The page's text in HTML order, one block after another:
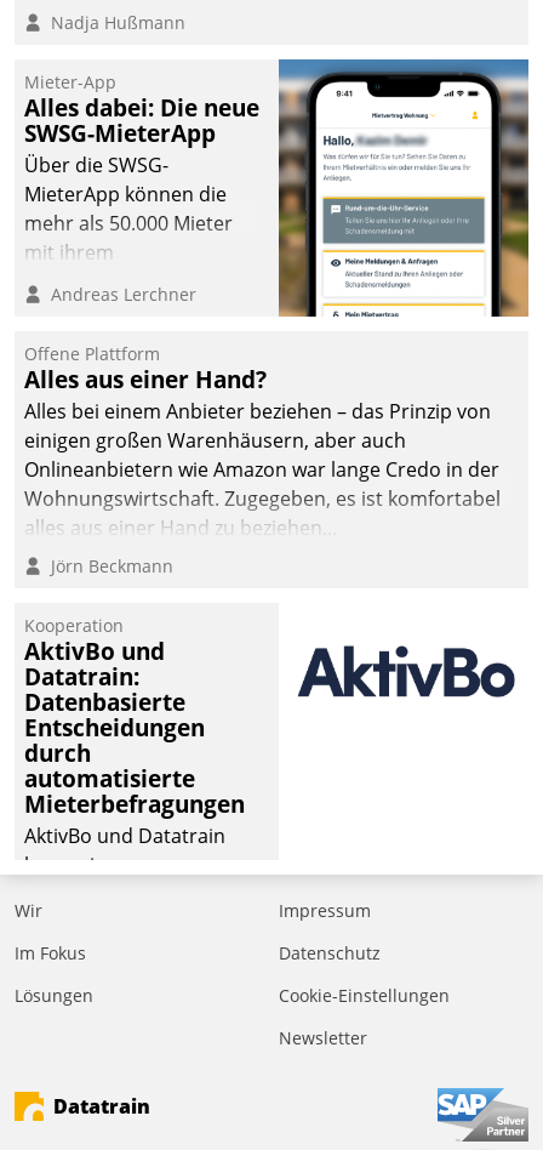
Nadja Hußmann
Mieter-App
Alles dabei: Die neue
SWSG-MieterApp
Über die SWSG-
MieterApp können die
mehr als 50.000 Mieter
mit ihrem
Wohnungsunternehmen
kommunizieren, auf dem
einsehen und ändern
oder
Schadensmeldungen
abgeben – rund um die
Uhr.
Andreas Lerchner
Offene Plattform
Alles aus einer Hand?
Alles bei einem Anbieter beziehen – das Prinzip von
einigen großen Warenhäusern, aber auch
Onlineanbietern wie Amazon war lange Credo in der
Wohnungswirtschaft. Zugegeben, es ist komfortabel
alles aus einer Hand zu beziehen...
Jörn Beckmann
Kooperation
AktivBo und
Datatrain:
Datenbasierte
Entscheidungen
durch
automatisierte
Mieterbefragungen
AktivBo und Datatrain
kooperieren –
profitieren: Die nahtlose
Integration der Lösungen
Datatrain ermöglicht
Mieterbefragungen – eine
starke Grundlage für
Wir
Im Fokus
Lösungen
Impressum
Datenschutz
Cookie-Einstellungen
Newsletter
Datatrain